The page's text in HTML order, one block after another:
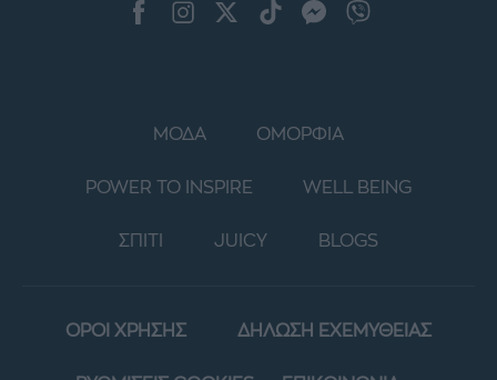
ΜΟΔΑ ΟΜΟΡΦΙΑ
POWER TO INSPIRE WELL BEING
ΣΠΙΤΙ JUICY BLOGS
ΟΡΟΙ ΧΡΗΣΗΣ ΔΗΛΩΣΗ ΕΧΕΜΥΘΕΙΑΣ